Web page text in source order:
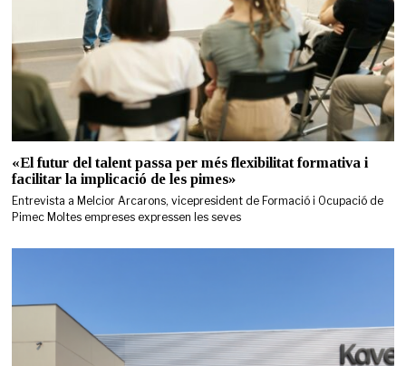
«El futur del talent passa per més flexibilitat formativa i
facilitar la implicació de les pimes»
Entrevista a Melcior Arcarons, vicepresident de Formació i Ocupació de
Pimec Moltes empreses expressen les seves